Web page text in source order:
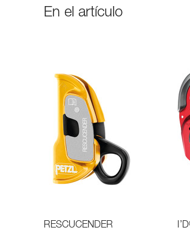
En el artículo
RESCUCENDER I’D